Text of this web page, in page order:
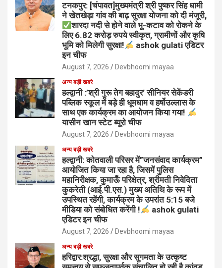
टनकपुर: [चंपावत]मुख्यमंत्री श्री पुष्कर सिंह धामी
ने खेतखेड़ा गांव की बाढ़ सुरक्षा योजना को दी मंजूरी,
शारदा नदी से होने वाले भू-कटाव को रोकने के
लिए 6.82 करोड़ रुपये स्वीकृत, ग्रामीणों और कृषि
भूमि को मिलेगी सुरक्षा!
ashok gulati एडिटर
इन चीफ
August 7, 2026 Devbhoomi mayaa
अन्य बड़ी खबरे
हल्द्वानी :’श्री गुरू तेग बहादुर’ सीनियर सेकेंडरी
पब्लिक स्कूल में बड़े ही धूमधाम व हर्षोउल्लास के
साथ एक कार्यक्रम का आयोजन किया गया!
यासीन खान स्टेट ब्यूरो चीफ
August 7, 2026 Devbhoomi mayaa
अन्य बड़ी खबरे
हल्द्वानी: कोतवाली परिसर में”जनसंवाद कार्यक्रम”
आयोजित किया जा रहा है, जिसमें पुलिस
महानिरीक्षक, कुमाऊँ परिक्षेत्र, श्रीमती निवेदिता
कुकरेती (आई.पी.एस.) मुख्य अतिथि के रूप में
उपस्थित रहेंगी, कार्यक्रम के उपरांत 5:15 बजे
मीडिया को संबोधित करेंगी !
ashok gulati
एडिटर इन चीफ
August 7, 2026 Devbhoomi mayaa
अन्य बड़ी खबरे
हरिद्वार:श्रद्धा, सुरक्षा और सुगमता के उत्कृष्ट